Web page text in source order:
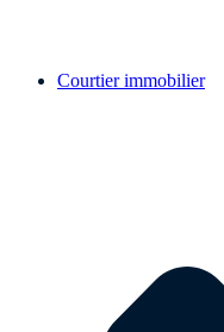
Courtier immobilier